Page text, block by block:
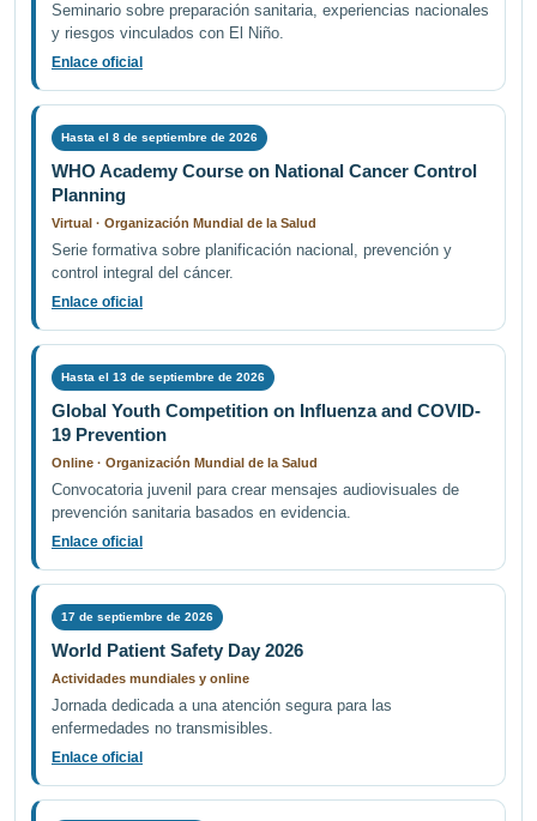
Seminario sobre preparación sanitaria, experiencias nacionales
y riesgos vinculados con El Niño.
Enlace oficial
Hasta el 8 de septiembre de 2026
WHO Academy Course on National Cancer Control
Planning
Virtual · Organización Mundial de la Salud
Serie formativa sobre planificación nacional, prevención y
control integral del cáncer.
Enlace oficial
Hasta el 13 de septiembre de 2026
Global Youth Competition on Influenza and COVID-
19 Prevention
Online · Organización Mundial de la Salud
Convocatoria juvenil para crear mensajes audiovisuales de
prevención sanitaria basados en evidencia.
Enlace oficial
17 de septiembre de 2026
World Patient Safety Day 2026
Actividades mundiales y online
Jornada dedicada a una atención segura para las
enfermedades no transmisibles.
Enlace oficial